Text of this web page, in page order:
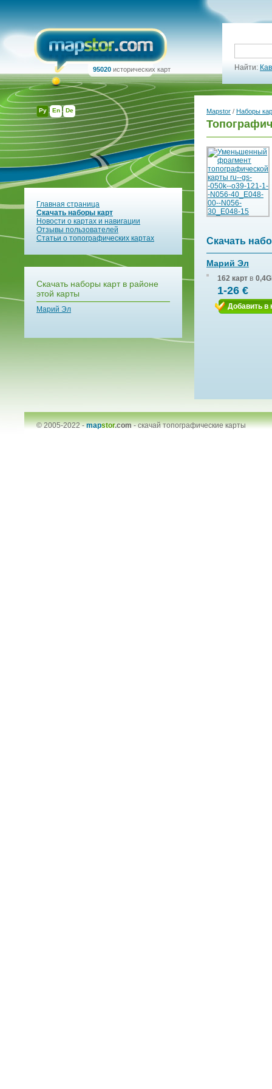
Ру En De
95020 исторических карт Найти:
Главная страница
Скачать наборы карт
Новости о картах и навигации
Отзывы пользователей
Статьи о топографических картах
Скачать наборы карт в районе
этой карты
Марий Эл
Mapstor / Наборы
Скачать
Марий Эл
162 карт в
1-26 €
Добавить в
© 2005-2022 -mapstor.com-скачай топографические карты